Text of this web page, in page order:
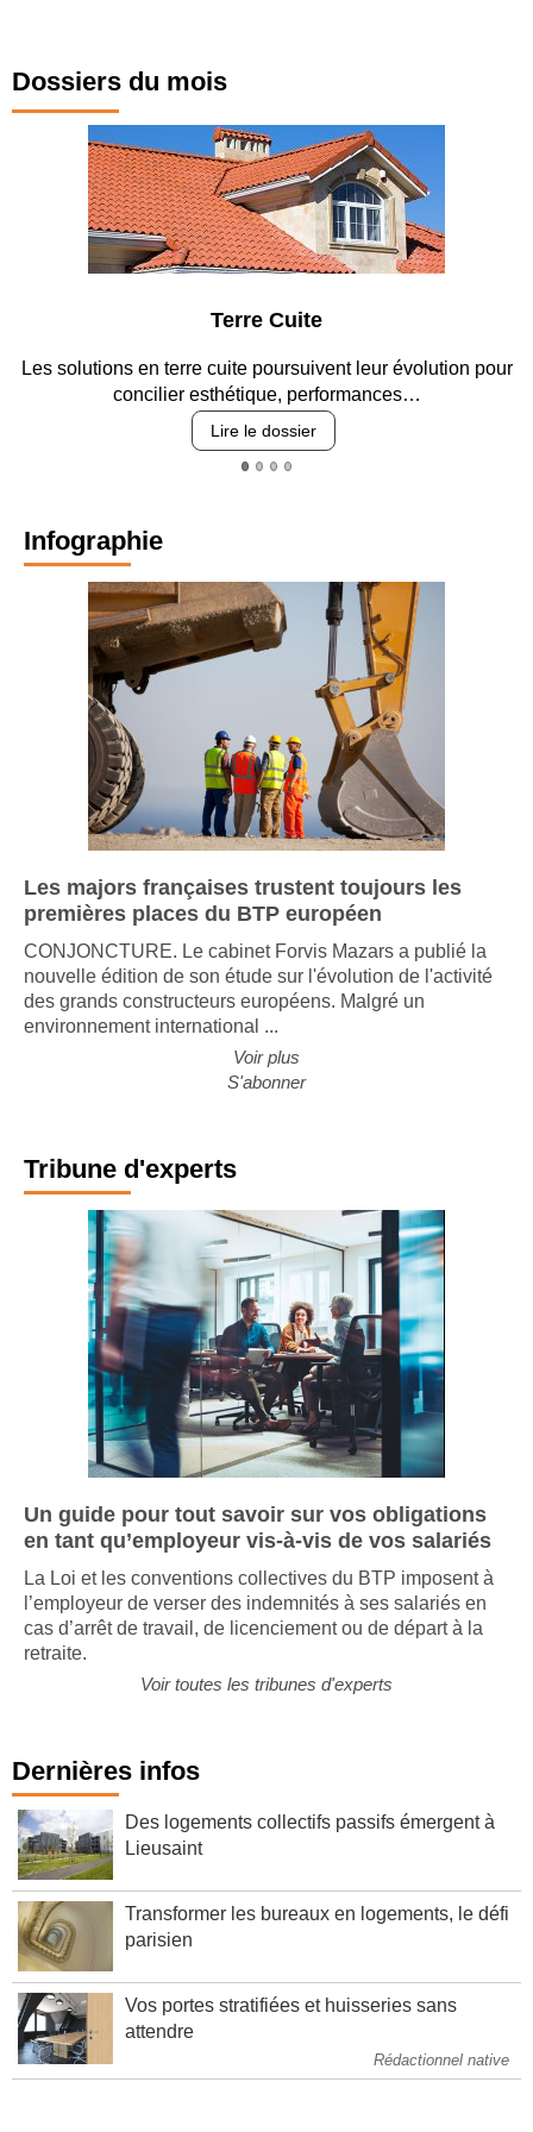
Dossiers du mois
leur évolution pour
performances…
Entre circulation,
Infographie
Les majors françaises trustent toujours les
premières places du BTP européen
CONJONCTURE. Le cabinet Forvis Mazars a publié la
nouvelle édition de son étude sur l'évolution de l'activité
des grands constructeurs européens. Malgré un
environnement international ...
Voir plus
S'abonner
Tribune d'experts
Un guide pour tout savoir sur vos obligations
en tant qu’employeur vis-à-vis de vos salariés
La Loi et les conventions collectives du BTP imposent à
l’employeur de verser des indemnités à ses salariés en
cas d’arrêt de travail, de licenciement ou de départ à la
retraite.
Voir toutes les tribunes d'experts
Dernières infos
Des logements collectifs passifs émergent à
Lieusaint
Transformer les bureaux en logements, le défi
parisien
Vos portes stratifiées et huisseries sans
attendre
Rédactionnel native